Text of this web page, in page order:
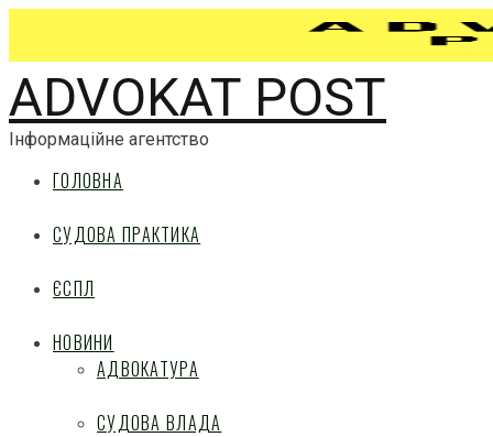
ADVOKAT POST
Інформаційне агентство
ГОЛОВНА
СУДОВА ПРАКТИКА
ЄСПЛ
НОВИНИ
АДВОКАТУРА
СУДОВА ВЛАДА